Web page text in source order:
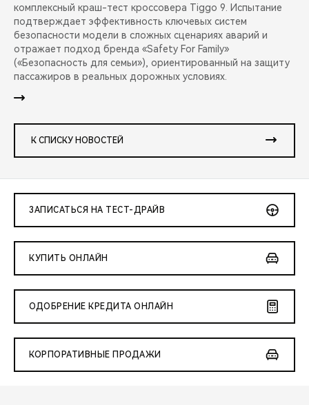
комплексный краш-тест кроссовера Tiggo 9. Испытание
подтверждает эффективность ключевых систем
безопасности модели в сложных сценариях аварий и
отражает подход бренда «Safety For Family»
(«Безопасность для семьи»), ориентированный на защиту
пассажиров в реальных дорожных условиях.
К СПИСКУ НОВОСТЕЙ
ЗАПИСАТЬСЯ НА ТЕСТ-ДРАЙВ
КУПИТЬ ОНЛАЙН
ОДОБРЕНИЕ КРЕДИТА ОНЛАЙН
КОРПОРАТИВНЫЕ ПРОДАЖИ